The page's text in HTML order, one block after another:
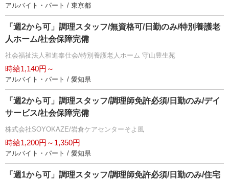
アルバイト・パート / 東京都
「週2から可」調理スタッフ/無資格可/日勤のみ/特別養護老
人ホーム/社会保障完備
社会福祉法人和進奉仕会/特別養護老人ホーム 守山豊生苑
時給1,140円～
アルバイト・パート / 愛知県
「週2から可」調理スタッフ/調理師免許必須/日勤のみ/デイ
サービス/社会保障完備
株式会社SOYOKAZE/岩倉ケアセンターそよ風
時給1,200円～1,350円
アルバイト・パート / 愛知県
「週1から可」調理スタッフ/調理師免許必須/日勤のみ/住宅